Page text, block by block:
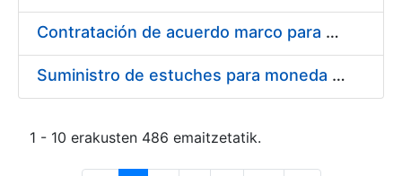
Contratación de acuerdo marco para el Suministro de Material de Electricidad para la Fábrica Nacional de Moneda y Timbre-Real Casa de la Moneda en su centro de trabajo de Burgos
Suministro de estuches para moneda de 30 €
1 - 10 erakusten 486 emaitzetatik.